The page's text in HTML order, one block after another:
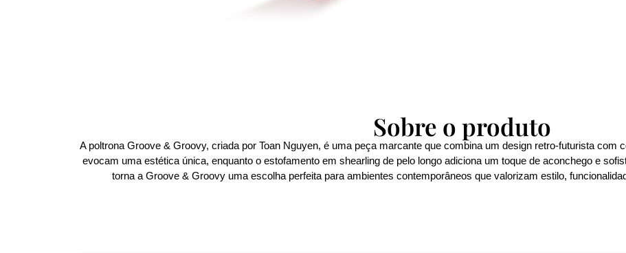
Sobre o produto
A poltrona Groove & Groovy, criada por Toan Nguyen, é uma peça marcante que combina um design retro-futurista com
evocam uma estética única, enquanto o estofamento em shearling de pelo longo adiciona um toque de aconchego e
torna a Groove & Groovy uma escolha perfeita para ambientes contemporâneos que valorizam estilo,